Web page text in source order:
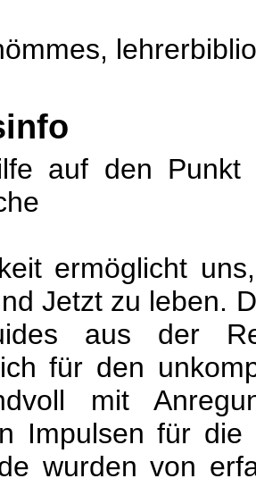
auf den
ermöglicht
Jetzt zu leben.
aus der
für den
mit
Impulsen für die
wurden von